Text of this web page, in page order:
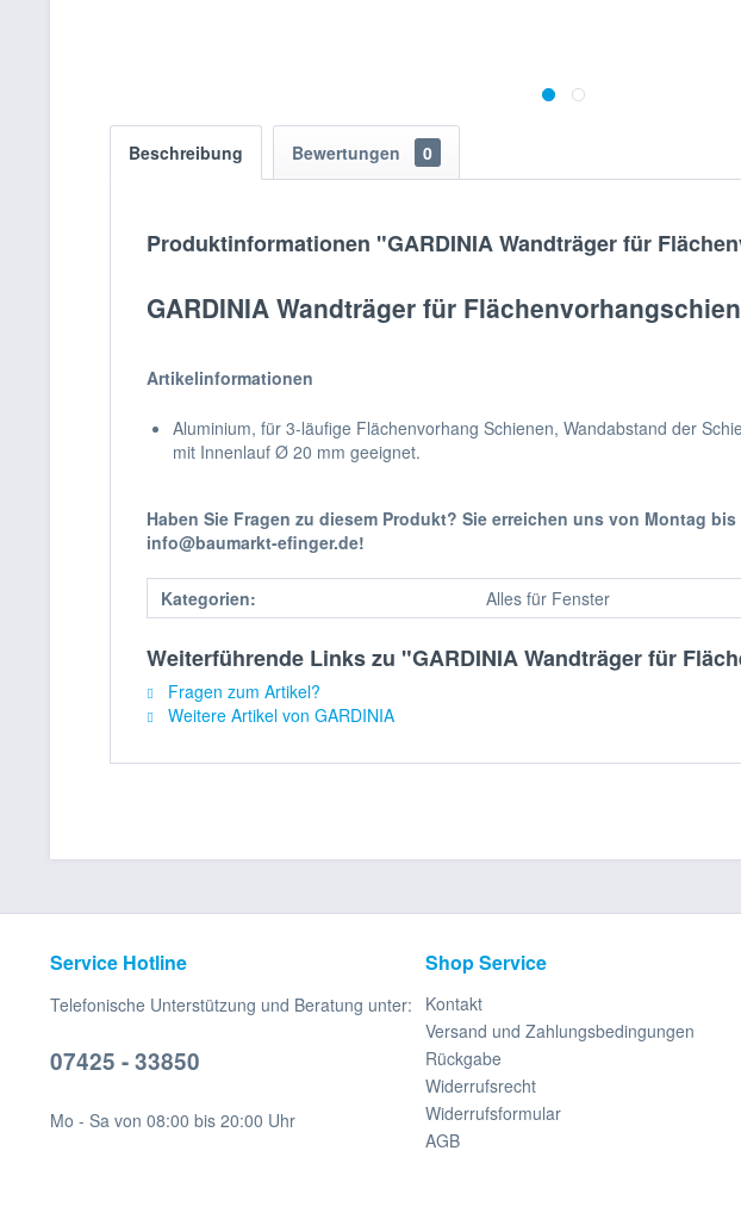
Beschreibung Bewertungen 0
Produktinformationen "GARDINIA Wandträger für
GARDINIA Wandträger für
Artikelinformationen
Aluminium, für 3-läufige Flächenvorhang Schienen, Wandabstand der
mit Innenlauf Ø 20 mm geeignet.
Haben Sie Fragen zu diesem Produkt? Sie erreichen uns von Montag
info@baumarkt-efinger.de!
Kategorien: Alles für Fenster
Weiterführende Links zu "GARDINIA Wandträger für
Fragen zum Artikel?
Weitere Artikel von GARDINIA
Service Hotline
Telefonische Unterstützung und Beratung unter:
07425 - 33850
Mo - Sa von 08:00 bis 20:00 Uhr
Shop Service
Kontakt
Versand und Zahlungsbedingungen
Rückgabe
Widerrufsrecht
Widerrufsformular
AGB